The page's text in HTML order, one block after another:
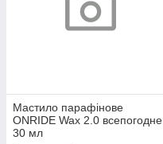
Мастило парафінове
ONRIDE Wax 2.0 всепогодне
30 мл